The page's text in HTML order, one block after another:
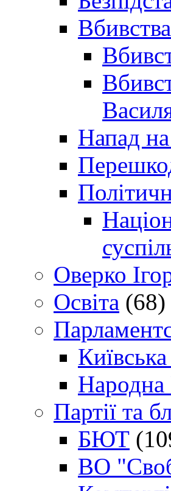
Напад
Оверко
Освіта (68)
Народна
Партії та
БЮТ
ВО